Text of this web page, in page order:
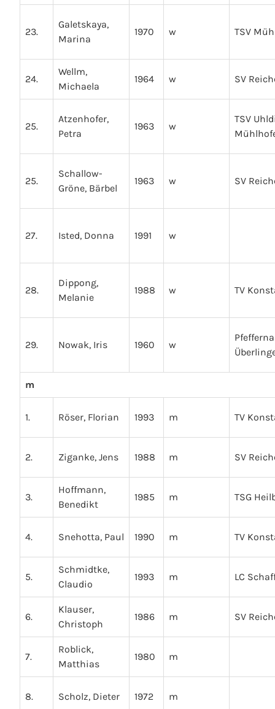
23.
Galetskaya,
Marina
1970 w TSV
24.
Wellm,
Michaela
1964 w SV
25.
Atzenhofer,
Petra
1963 w
TSV
25.
Schallow-
Gröne, Bärbel
1963 w SV
27. Isted, Donna 1991 w
28.
Dippong,
Melanie
1988 w TV
29. Nowak, Iris 1960 w
m
1. Röser, Florian 1993 m TV
2. Ziganke, Jens 1988 m SV
3.
Hoffmann,
Benedikt
1985 m TSG
4. Snehotta, Paul 1990 m TV
5.
Schmidtke,
Claudio
1993 m LC
6.
Klauser,
Christoph
1986 m SV
7.
Roblick,
Matthias
1980 m
8. Scholz, Dieter 1972 m